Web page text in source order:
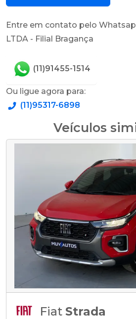
Entre em contato pelo
LTDA - Filial Bragança
(11)91455-1514
Ou ligue agora para:
(11)95317-6898
Veículos
Fiat Strada